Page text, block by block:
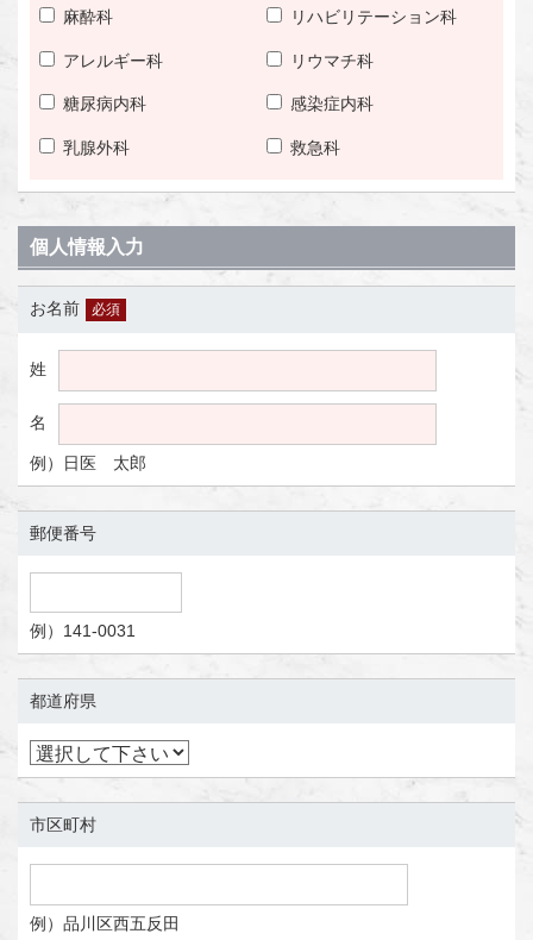
麻酔科 リハビリテーション科
アレルギー科 リウマチ科
糖尿病内科 感染症内科
乳腺外科 救急科
個人情報入力
お名前 必須
姓
名
例）日医 太郎
郵便番号
例）141-0031
都道府県
市区町村
例）品川区西五反田